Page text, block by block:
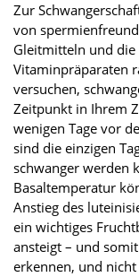
Zur
von
Gleitmitteln und die
Vitaminpräparaten
versuchen,
Zeitpunkt in Ihrem
wenigen Tage vor
sind die einzigen
schwanger werden
Basaltemperatur
Anstieg des
ein wichtiges
ansteigt – und
erkennen, und nicht